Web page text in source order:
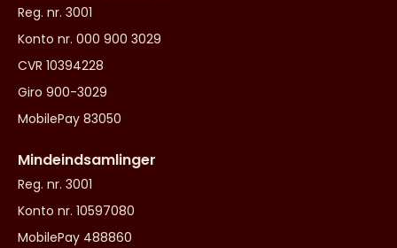
Reg. nr. 3001
Konto nr. 000 900 3029
CVR 10394228
Giro 900-3029
MobilePay 83050
Mindeindsamlinger
Reg. nr. 3001
Konto nr. 10597080
MobilePay 488860